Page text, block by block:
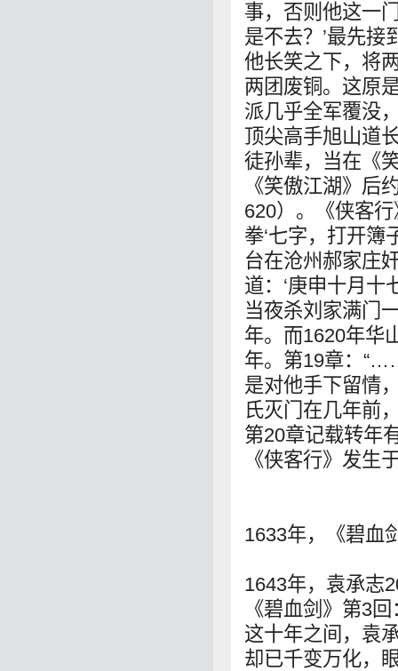
事，否则他这一
是不去？’最先
他长笑之下，将
两团废铜。这原
派几乎全军覆没
顶尖高手旭山道
徒孙辈，当在《
《笑傲江湖》后
620）。《侠客
拳‘七字，打开簿
台在沧州郝家庄
道：‘庚申十月
当夜杀刘家满门
年。而1620年华
年。第19章：
是对他手下留情
氏灭门在几年前
第20章记载转年
《侠客行》发生
1633年，《碧血
1643年，袁承志
《碧血剑》第3
这十年之间，袁
却已千变万化，